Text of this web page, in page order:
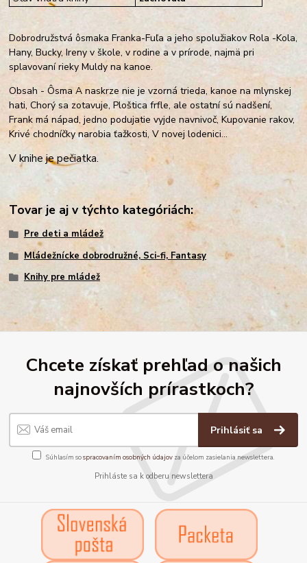
Dobrodružstvá ôsmaka Franka-Fuľa a jeho spolužiakov Rola -Kola,
Hany, Bucky, Ireny v škole, v rodine a v prírode, najmä pri
splavovaní rieky Muldy na kanoe.
Obsah - Ôsma A naskrze nie je vzorná trieda, kanoe na mlynskej
hati, Chorý sa zotavuje, Ploštica frfle, ale ostatní sú nadšení,
Frank má nápad, jedno podujatie vyjde navnivoč, Kupovanie rakov,
Krivé chodníčky narobia ťažkosti, V novej lodenici…
V knihe je pečiatka.
Tovar je aj v týchto kategóriách:
Pre deti a mládež
Mládežnícke dobrodružné, Sci-fi, Fantasy
Knihy pre mládež
Chcete získať prehľad o našich
najnovších prírastkoch?
Prihlásiť sa
Súhlasím sospracovaním osobných údajov za účelom zasielania newslettera.
Prihláste sa k odberu newslettera